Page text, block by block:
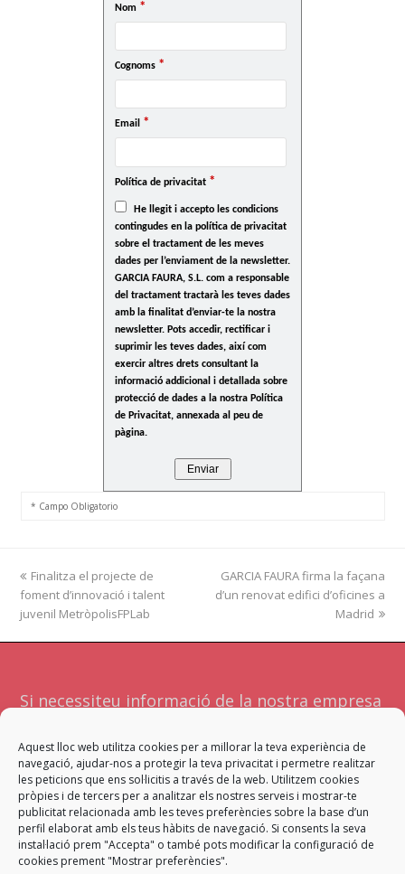
Aquest lloc web utilitza cookies per a millorar la teva experiència de
navegació, ajudar-nos a protegir la teva privacitat i permetre realitzar
les peticions que ens sol·licitis a través de la web. Utilitzem cookies
pròpies i de tercers per a analitzar els nostres serveis i mostrar-te
publicitat relacionada amb les teves preferències sobre la base d’un
perfil elaborat amb els teus hàbits de navegació. Si consents la seva
instal·lació prem "Accepta" o també pots modificar la configuració de
cookies prement "Mostrar preferències".
Nom *
Cognoms *
Email *
Política de privacitat *
He llegit i accepto les condicions
contingudes en la política de privacitat
sobre el tractament de les meves
dades per l’enviament de la newsletter.
GARCIA FAURA, S.L. com a responsable
del tractament tractarà les teves dades
amb la finalitat d’enviar-te la nostra
newsletter. Pots accedir, rectificar i
suprimir les teves dades, així com
exercir altres drets consultant la
informació addicional i detallada sobre
protecció de dades a la nostra Política
de Privacitat, annexada al peu de
pàgina.
* Campo Obligatorio
previous
post:
Finalitza el projecte de
foment d’innovació i talent
juvenil MetròpolisFPLab
next
post:
GARCIA FAURA firma la façana
d’un renovat edifici d’oficines a
Madrid
Si necessiteu informació de la nostra empresa
nosaltres. Atendrà la vostra sol·licitud l'equip
més adient per a facilitar-vos una resposta
satisfactòria.
Contacta